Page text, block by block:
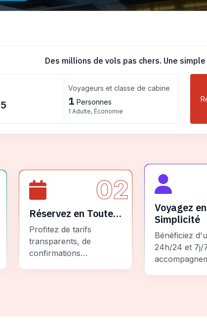
Des millions de vols pas chers. Une
Voyageurs et classe de cabine
1 Personnes
1 Adulte, Économie
02
Réservez en Toute
Sécurité
Profitez de tarifs
transparents, de
confirmations
Voyagez
Simplicité
Bénéficiez
24h/24 et 7j/